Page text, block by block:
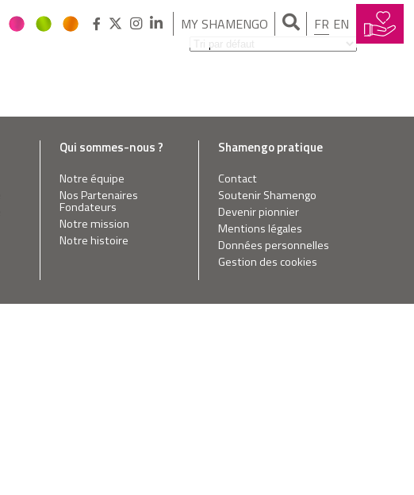
MY SHAMENGO FR EN
Qui sommes-nous ?
Notre équipe
Nos Partenaires
Fondateurs
Notre mission
Notre histoire
Shamengo pratique
Contact
Soutenir Shamengo
Devenir pionnier
Mentions légales
Données personnelles
Gestion des cookies